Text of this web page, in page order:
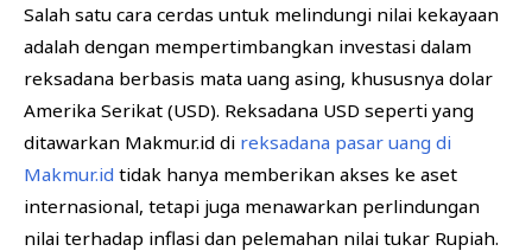
Salah satu cara cerdas untuk melindungi nilai kekayaan
adalah dengan mempertimbangkan investasi dalam
reksadana berbasis mata uang asing, khususnya dolar
Amerika Serikat (USD). Reksadana USD seperti yang
ditawarkan Makmur.id di reksadana pasar uang di
Makmur.id tidak hanya memberikan akses ke aset
internasional, tetapi juga menawarkan perlindungan
nilai terhadap inflasi dan pelemahan nilai tukar Rupiah.